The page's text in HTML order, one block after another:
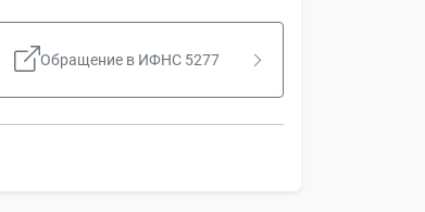
Обращение в ИФНС 5277